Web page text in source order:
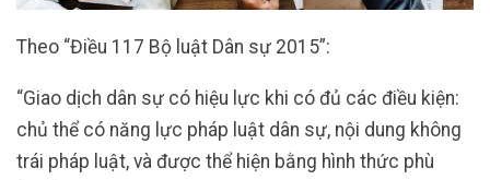
Theo “Điều 117 Bộ luật Dân sự 2015”:
“Giao dịch dân sự có hiệu lực khi có đủ các điều kiện:
chủ thể có năng lực pháp luật dân sự, nội dung không
trái pháp luật, và được thể hiện bằng hình thức phù